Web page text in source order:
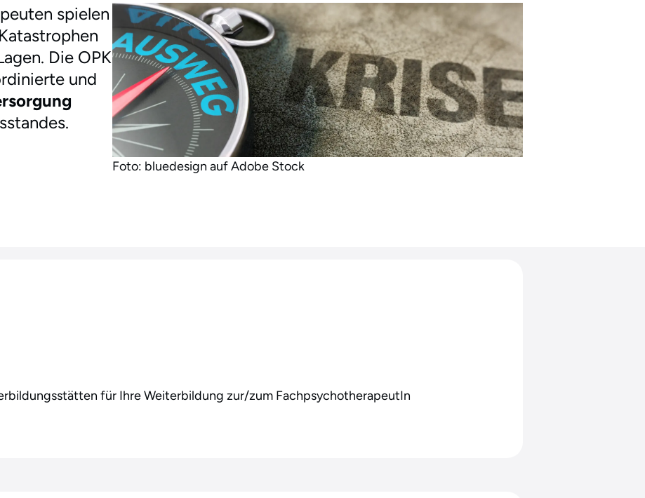
spielen
Die OPK
und
Foto: bluedesign auf Adobe Stock
für Ihre Weiterbildung zur/zum FachpsychotherapeutIn